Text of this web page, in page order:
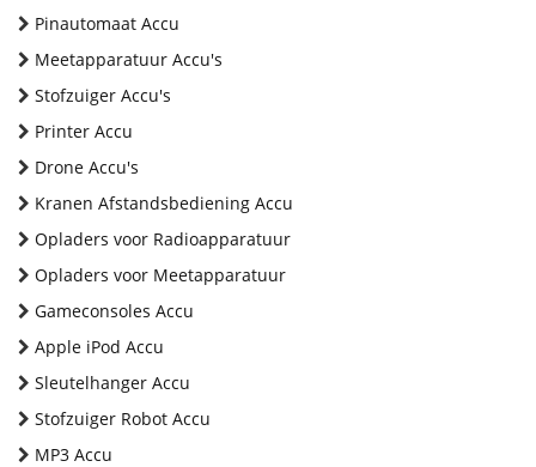
Pinautomaat Accu
Meetapparatuur Accu's
Stofzuiger Accu's
Printer Accu
Drone Accu's
Kranen Afstandsbediening Accu
Opladers voor Radioapparatuur
Opladers voor Meetapparatuur
Gameconsoles Accu
Apple iPod Accu
Sleutelhanger Accu
Stofzuiger Robot Accu
MP3 Accu